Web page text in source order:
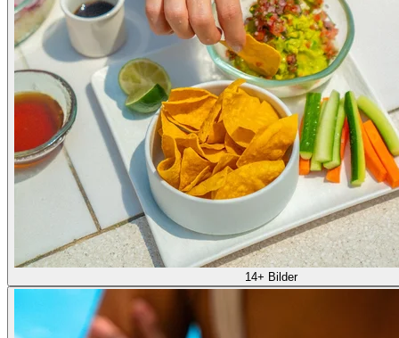
14+ Bilder